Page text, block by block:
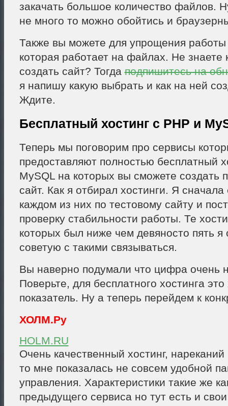
закачать большое количество файлов.
не много то можно обойтись и
Также вы можете для упрощения работы
которая работает на файлах. Не знаете
создать сайт? Тогдаподпишитесь на
я напишу какую выбрать и как на ней
Ждите.
Бесплатный хостинг с PHP и
Теперь мы поговорим про сервисы
предоставляют полностью бесплатный
MySQL на которых вы сможете создать
сайт. Как я отбирал хостинги. Я сначала
каждом из них по тестовому сайту и
проверку стабильности работы. Те
которых был ниже чем девяносто пять я
советую с такими связываться.
Вы наверно подумали что цифра очень
Поверьте, для бесплатного хостинга
показатель. Ну а теперь перейдем к
ХОЛМ.Ру
HOLM.RU
Очень качественный хостинг, нареканий
то мне показалась не совсем удобной
управления. Характеристики такие же
предыдущего сервиса но тут есть и